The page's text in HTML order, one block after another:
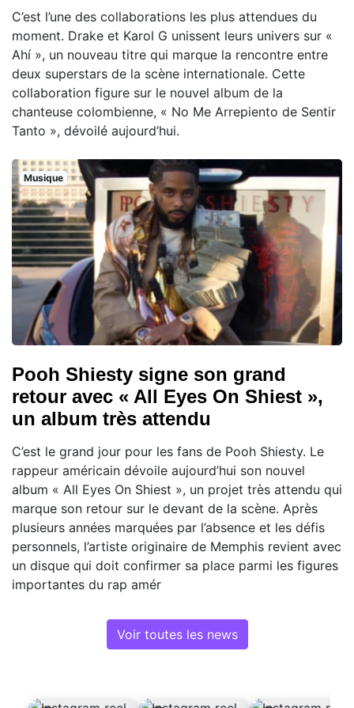
C’est l’une des collaborations les plus attendues du
moment. Drake et Karol G unissent leurs univers sur «
Ahí », un nouveau titre qui marque la rencontre entre
deux superstars de la scène internationale. Cette
collaboration figure sur le nouvel album de la
chanteuse colombienne, « No Me Arrepiento de Sentir
Tanto », dévoilé aujourd’hui.
Musique
Pooh Shiesty signe son grand
retour avec « All Eyes On Shiest »,
un album très attendu
C’est le grand jour pour les fans de Pooh Shiesty. Le
rappeur américain dévoile aujourd’hui son nouvel
album « All Eyes On Shiest », un projet très attendu qui
marque son retour sur le devant de la scène. Après
plusieurs années marquées par l’absence et les défis
personnels, l’artiste originaire de Memphis revient avec
un disque qui doit confirmer sa place parmi les figures
importantes du rap amér
Voir toutes les news